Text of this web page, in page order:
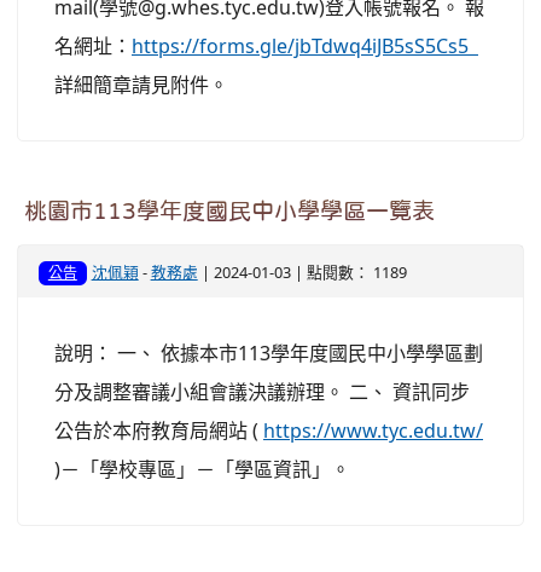
mail(學號@g.whes.tyc.edu.tw)登入帳號報名。 報
名網址： https://forms.gle/jbTdwq4iJB5sS5Cs5
詳細簡章請見附件。
桃園市113學年度國民中小學學區一覽表
公告 沈佩穎-教務處 | 2024-01-03 | 點閱數： 1189
說明： 一、 依據本市113學年度國民中小學學區劃
分及調整審議小組會議決議辦理。 二、 資訊同步
公告於本府教育局網站 ( https://www.tyc.edu.tw/
)－「學校專區」－「學區資訊」。